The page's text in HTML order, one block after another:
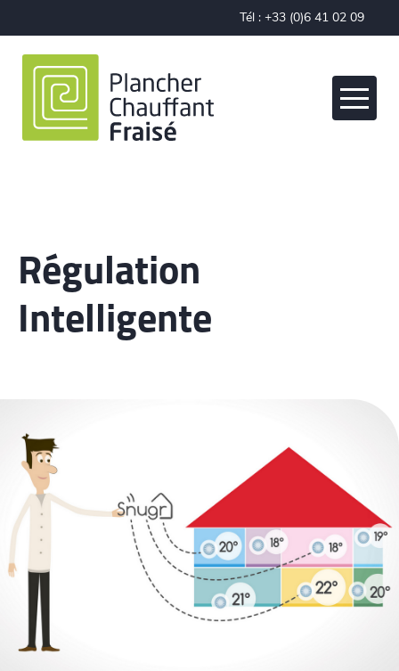
Tél : +33 (0)6 41 02 09
Régulation
Intelligente